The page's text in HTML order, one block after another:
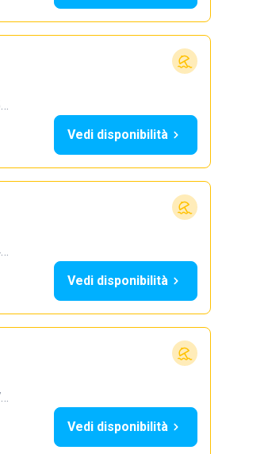
Vedi disponibilità
Vedi disponibilità
Vedi disponibilità